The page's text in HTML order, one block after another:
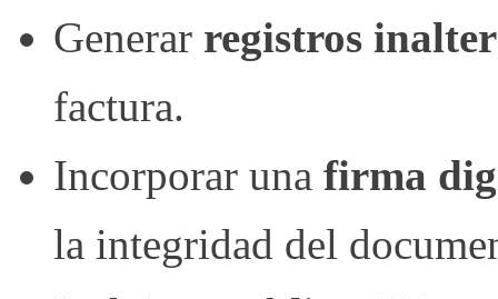
Generar registros
factura.
Incorporar una firma
la integridad del